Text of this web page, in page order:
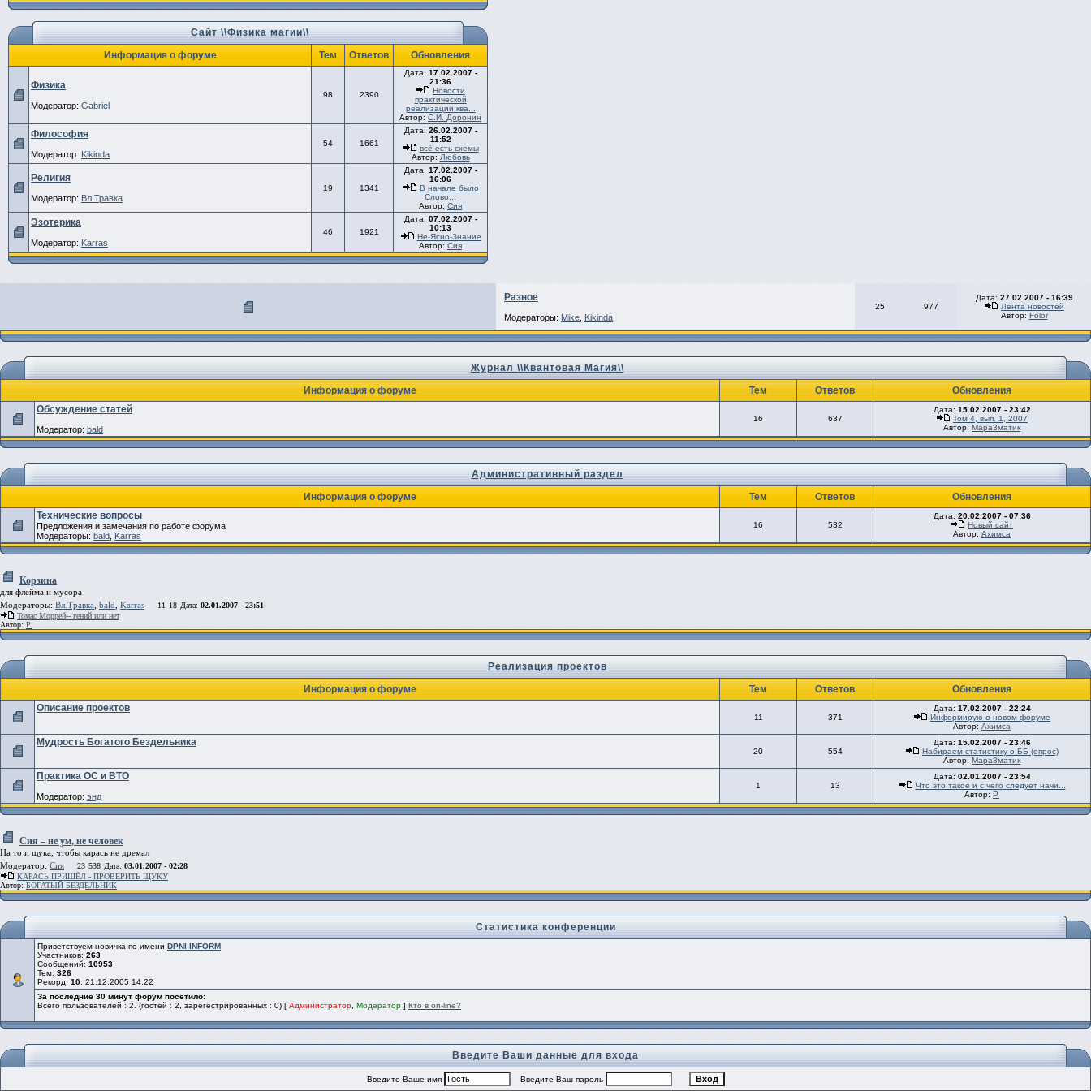
Сайт \\Физика магии\\
Информация о форуме
Тем Ответов Обновления
Физика
Модератор: Gabriel
98 2390
Дата: 17.02.2007 -
21:36
Новости
практической
реализации ква...
Автор: С.И. Доронин
Философия
Модератор: Kikinda
54 1661
Дата: 26.02.2007 -
11:52
всё есть схемы
Автор: Любовь
Религия
Модератор: Вл.Травка
19 1341
Дата: 17.02.2007 -
16:06
В начале было
Слово...
Автор: Сия
Эзотерика
Модератор: Karras
46 1921
Дата: 07.02.2007 -
10:13
Не-Ясно-Знание
Автор: Сия
Разное
Модераторы: Mike Kikinda
25 977
Дата: 27.02.2007 - 16:39
Лента новостей
Автор: Folor
Журнал \\Квантовая Магия\\
Информация о форуме
Тем Ответов
Обновления
Обсуждение статей
Модератор: bald
16 637
Дата: 15.02.2007 - 23:42
Том 4, вып. 1, 2007
Автор: Мара3матик
Административный раздел
Информация о форуме
Тем Ответов
Обновления
Технические вопросы
Предложения и замечания по работе форума
Модераторы: bald Karras
16 532
Дата: 20.02.2007 - 07:36
Новый сайт
Автор: Ахимса
Корзина
для флейма и мусора
Модераторы: Вл.Травка bald Karras 11 18 Дата: 02.01.2007 - 23:51
Томас Моррей-- гений или нет
Автор: Р.
Реализация проектов
Информация о форуме
Тем Ответов
Обновления
Описание проектов
11 371
Дата: 17.02.2007 - 22:24
Информирую о новом форуме
Автор: Ахимса
Мудрость Богатого Бездельника
20 554
Дата: 15.02.2007 - 23:46
Набираем статистику о ББ (опрос)
Автор: Мара3матик
Практика ОС и ВТО
Модератор: энд
1 13
Дата: 02.01.2007 - 23:54
Что это такое и с чего следует начи...
Автор: Р.
Сия – не ум, не человек
На то и щука, чтобы карась не дремал
Модератор: Сия 23 538 Дата: 03.01.2007 - 02:28
КАРАСЬ ПРИШЁЛ - ПРОВЕРИТЬ ЩУКУ
Автор: БОГАТЫЙ БЕЗДЕЛЬНИК
Статистика конференции
Приветствуем новичка по имени DPNI-INFORM
Участников: 263
Сообщений: 10953
Тем: 326
Рекорд: 10 , 21.12.2005 14:22
За последние 30 минут форум посетило:
Всего пользователей : 2. (гостей : 2, зарегестрированных : 0) [ Администратор Модератор ] Кто в on-line?
Введите Ваши данные для входа
Введите Ваше имя Введите Ваш пароль